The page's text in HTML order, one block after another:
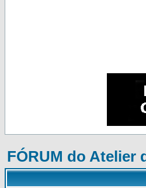
FÓRUM do Atelier